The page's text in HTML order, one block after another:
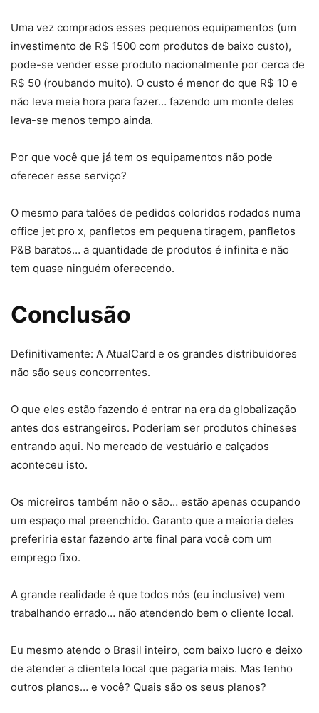
Uma vez comprados esses pequenos equipamentos (um
investimento de R$ 1500 com produtos de baixo custo),
pode-se vender esse produto nacionalmente por cerca de
R$ 50 (roubando muito). O custo é menor do que R$ 10 e
não leva meia hora para fazer… fazendo um monte deles
leva-se menos tempo ainda.
Por que você que já tem os equipamentos não pode
oferecer esse serviço?
O mesmo para talões de pedidos coloridos rodados numa
office jet pro x, panfletos em pequena tiragem, panfletos
P&B baratos… a quantidade de produtos é infinita e não
tem quase ninguém oferecendo.
Conclusão
Definitivamente: A AtualCard e os grandes distribuidores
não são seus concorrentes.
O que eles estão fazendo é entrar na era da globalização
antes dos estrangeiros. Poderiam ser produtos chineses
entrando aqui. No mercado de vestuário e calçados
aconteceu isto.
Os micreiros também não o são… estão apenas ocupando
um espaço mal preenchido. Garanto que a maioria deles
preferiria estar fazendo arte final para você com um
emprego fixo.
A grande realidade é que todos nós (eu inclusive) vem
trabalhando errado… não atendendo bem o cliente local.
Eu mesmo atendo o Brasil inteiro, com baixo lucro e deixo
de atender a clientela local que pagaria mais. Mas tenho
outros planos… e você? Quais são os seus planos?